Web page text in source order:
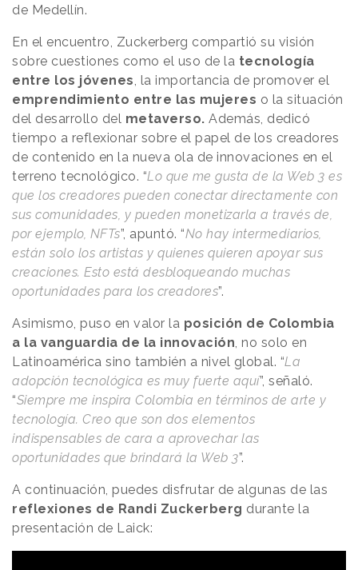
de Medellín.
En el encuentro, Zuckerberg compartió su visión
sobre cuestiones como el uso de la tecnología
entre los jóvenes, la importancia de promover el
emprendimiento entre las mujeres o la situación
del desarrollo del metaverso. Además, dedicó
tiempo a reflexionar sobre el papel de los creadores
de contenido en la nueva ola de innovaciones en el
terreno tecnológico. “Lo que me gusta de la Web 3 es
que los creadores pueden conectar directamente con
sus comunidades, y pueden monetizarla a través de,
por ejemplo, NFTs”, apuntó. “No hay intermediarios,
están solo los artistas y quienes quieren apoyar sus
creaciones. Esto está desbloqueando muchas
oportunidades para los creadores”.
Asimismo, puso en valor la posición de Colombia
a la vanguardia de la innovación, no solo en
Latinoamérica sino también a nivel global. “La
adopción tecnológica es muy fuerte aquí”, señaló.
“Siempre me inspira Colombia en términos de arte y
tecnología. Creo que son dos elementos
indispensables de cara a aprovechar las
oportunidades que brindará la Web 3”.
A continuación, puedes disfrutar de algunas de las
reflexiones de Randi Zuckerberg durante la
presentación de Laick: